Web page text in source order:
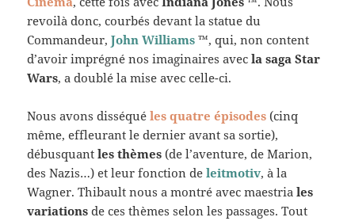
revoilà donc, courbés devant la statue du
Commandeur,John Williams ™, qui, non content
d’avoir imprégné nos imaginaires avecla saga Star
Wars, a doublé la mise avec celle-ci.
Nous avons disséquéles quatre épisodes (cinq
même, effleurant le dernier avant sa sortie),
débusquantles thèmes (de l’aventure, de Marion,
des Nazis…) et leur fonction deleitmotiv, à la
Wagner. Thibault nous a montré avec maestriales
variationsde ces thèmes selon les passages. Tout